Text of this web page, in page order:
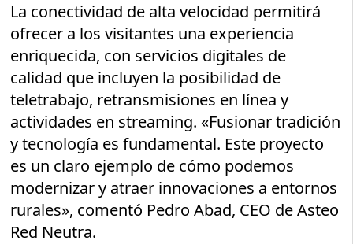
La conectividad de alta velocidad permitirá
ofrecer a los visitantes una experiencia
enriquecida, con servicios digitales de
calidad que incluyen la posibilidad de
teletrabajo, retransmisiones en línea y
actividades en streaming. «Fusionar tradición
y tecnología es fundamental. Este proyecto
es un claro ejemplo de cómo podemos
modernizar y atraer innovaciones a entornos
rurales», comentó Pedro Abad, CEO de Asteo
Red Neutra.